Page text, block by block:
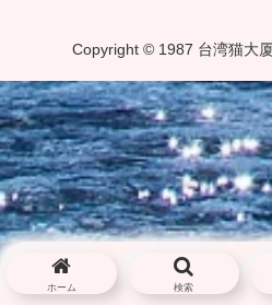
Copyright © 1987 台湾猫大
ホーム 検索